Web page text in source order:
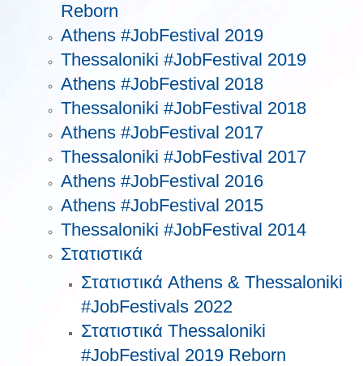
Reborn
Athens #JobFestival 2019
Thessaloniki #JobFestival 2019
Athens #JobFestival 2018
Thessaloniki #JobFestival 2018
Athens #JobFestival 2017
Τhessaloniki #JobFestival 2017
Athens #JobFestival 2016
Athens #JobFestival 2015
Thessaloniki #JobFestival 2014
Στατιστικά
Στατιστικά Athens & Thessaloniki
#JobFestivals 2022
Στατιστικά Thessaloniki
#JobFestival 2019 Reborn